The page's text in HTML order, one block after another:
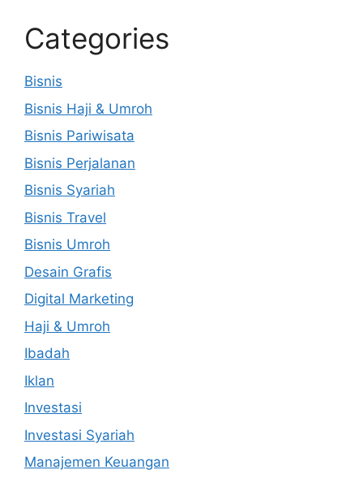
Categories
Bisnis
Bisnis Haji & Umroh
Bisnis Pariwisata
Bisnis Perjalanan
Bisnis Syariah
Bisnis Travel
Bisnis Umroh
Desain Grafis
Digital Marketing
Haji & Umroh
Ibadah
Iklan
Investasi
Investasi Syariah
Manajemen Keuangan